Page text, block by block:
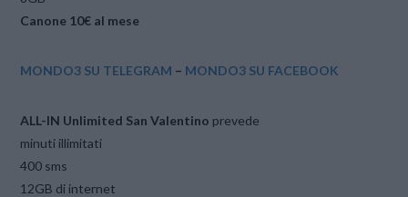
Canone 10€ al mese
MONDO3 SU TELEGRAM – MONDO3 SU FACEBOOK
ALL-IN Unlimited San Valentino prevede
minuti illimitati
400 sms
12GB di internet